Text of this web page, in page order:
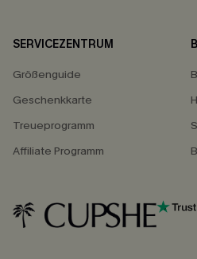
SERVICEZENTRUM
Größenguide
Geschenkkarte
Treueprogramm
Affiliate Programm